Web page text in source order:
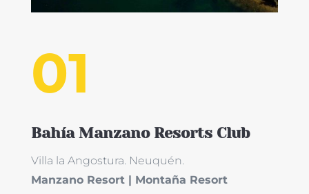
01
Bahía Manzano Resorts Club
Villa la Angostura. Neuquén.
Manzano Resort | Montaña Resort